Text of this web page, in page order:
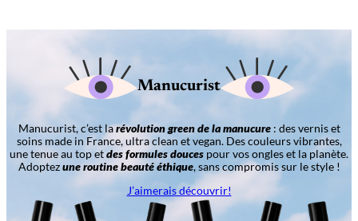
Manucurist
Manucurist, c’est larévolution green de la manucure: des vernis et
soins made in France, ultra clean et vegan. Des couleurs vibrantes,
une tenue au top etdes formules douces pour vos ongles et la planète.
Adoptezune routine beauté éthique, sans compromis sur le style !
J’aimerais découvrir!